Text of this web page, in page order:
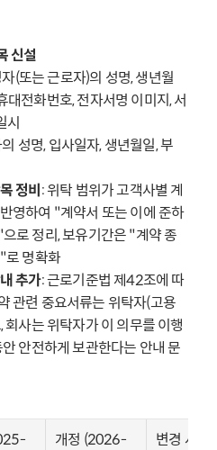
신설
(또는 근로자)의 성명, 생년월
대전화번호, 전자서명 이미지, 서
시
성명, 입사일자, 생년월일, 부
정비 : 위탁 범위가 고객사별 계
영하여 "계약서 또는 이에 준하
로 정리, 보유기간은 "계약 종
로 명확화
추가: 근로기준법 제42조에 따
관련 중요서류는 위탁자(고용
사는 위탁자가 이 의무를 이행
안전하게 보관한다는 안내 문
개정 (2026-
변경 사유